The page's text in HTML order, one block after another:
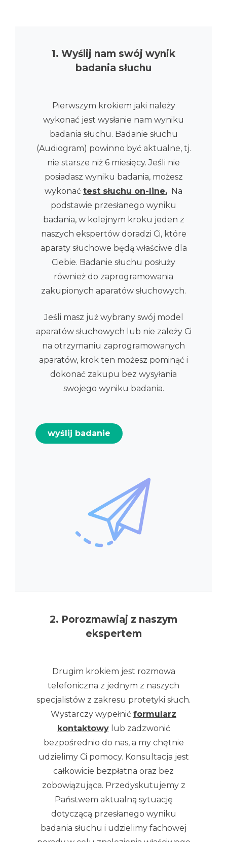
1. Wyślij nam swój wynik
badania słuchu
Pierwszym krokiem jaki należy
wykonać jest wysłanie nam wyniku
badania słuchu. Badanie słuchu
(Audiogram) powinno być aktualne, tj.
nie starsze niż 6 miesięcy. Jeśli nie
posiadasz wyniku badania, możesz
wykonać test słuchu on-line. Na
podstawie przesłanego wyniku
badania, w kolejnym kroku jeden z
naszych ekspertów doradzi Ci, które
aparaty słuchowe będą właściwe dla
Ciebie. Badanie słuchu posłuży
również do zaprogramowania
zakupionych aparatów słuchowych.
Jeśli masz już wybrany swój model
aparatów słuchowych lub nie zależy Ci
na otrzymaniu zaprogramowanych
aparatów, krok ten możesz pominąć i
dokonać zakupu bez wysyłania
swojego wyniku badania.
wyślij badanie
2. Porozmawiaj z naszym
ekspertem
Drugim krokiem jest rozmowa
telefoniczna z jednym z naszych
specjalistów z zakresu protetyki słuch.
Wystarczy wypełnić formularz
kontaktowylub zadzwonić
bezpośrednio do nas, a my chętnie
udzielimy Ci pomocy. Konsultacja jest
całkowicie bezpłatna oraz bez
zobowiązująca. Przedyskutujemy z
Państwem aktualną sytuację
dotyczącą przesłanego wyniku
badania słuchu i udzielimy fachowej